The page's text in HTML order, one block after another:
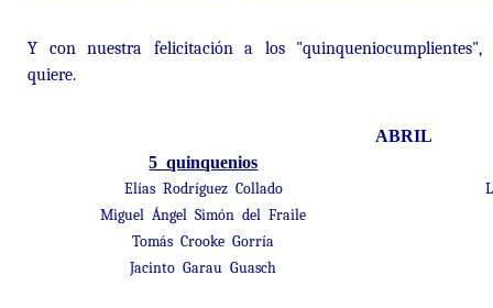
Y con nuestra felicitación a los
quiere.
ABRIL
5 quinquenios
Elías Rodríguez Collado
Miguel Ángel Simón del Fraile
Tomás Crooke Gorría
Jacinto Garau Guasch